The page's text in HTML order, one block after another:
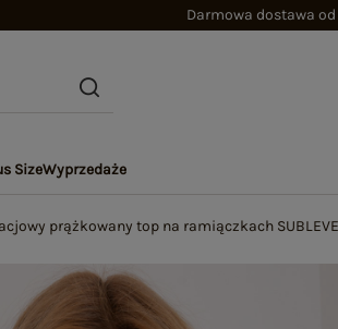
Darmowa dostawa od
SizeWyprzedaże
prążkowany top na ramiączkach